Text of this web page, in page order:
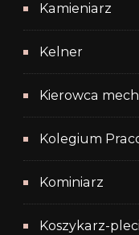
Kamieniarz
Kelner
Kierowca
Kolegium
Kominiarz
Koszykarz-